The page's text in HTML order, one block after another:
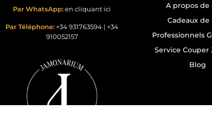
Par WhatsApp:en cliquant ici
Par Téléphone: +34 931763594 | +34
910052157
A propos de
Cadeaux de
Professionnels
Service Couper
Blog